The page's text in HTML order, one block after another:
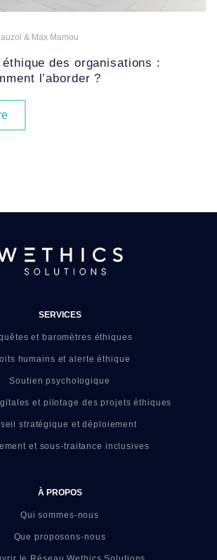
& Max Mamou
des organisations :
l’aborder ?
SERVICES
et baromètres éthiques
humains et alerte éthique
Soutien psychologique
et pilotage des projets éthiques
stratégique et déploiement
et sous-traitance inclusives
À PROPOS
Qui sommes-nous
Que proposons-nous